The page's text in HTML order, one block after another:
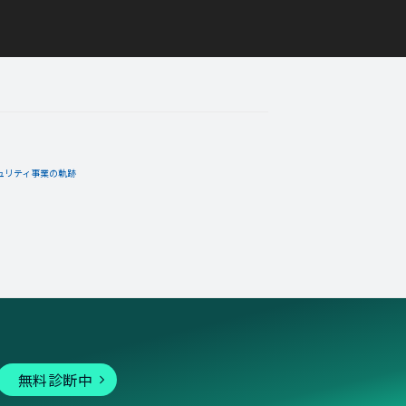
リティ事業の軌跡
無料診断中